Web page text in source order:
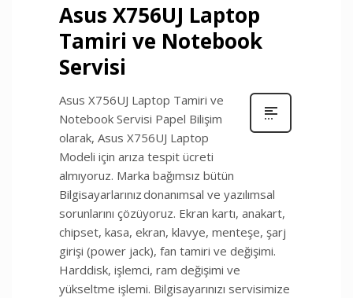
Asus X756UJ Laptop
Tamiri ve Notebook
Servisi
Asus X756UJ Laptop Tamiri ve
Notebook Servisi Papel Bilişim
olarak, Asus X756UJ Laptop
Modeli için arıza tespit ücreti
almıyoruz. Marka bağımsız bütün
Bilgisayarlarınız donanımsal ve yazılımsal
sorunlarını çözüyoruz. Ekran kartı, anakart,
chipset, kasa, ekran, klavye, menteşe, şarj
girişi (power jack), fan tamiri ve değişimi.
Harddisk, işlemci, ram değişimi ve
yükseltme işlemi. Bilgisayarınızı servisimize